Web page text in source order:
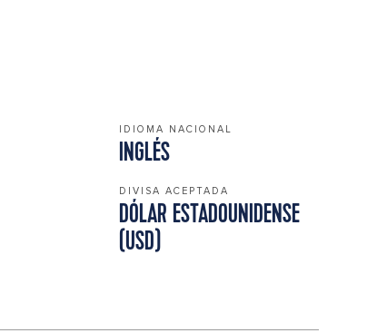
IDIOMA NACIONAL
INGLÉS
DIVISA ACEPTADA
DÓLAR ESTADOUNIDENSE
(USD)